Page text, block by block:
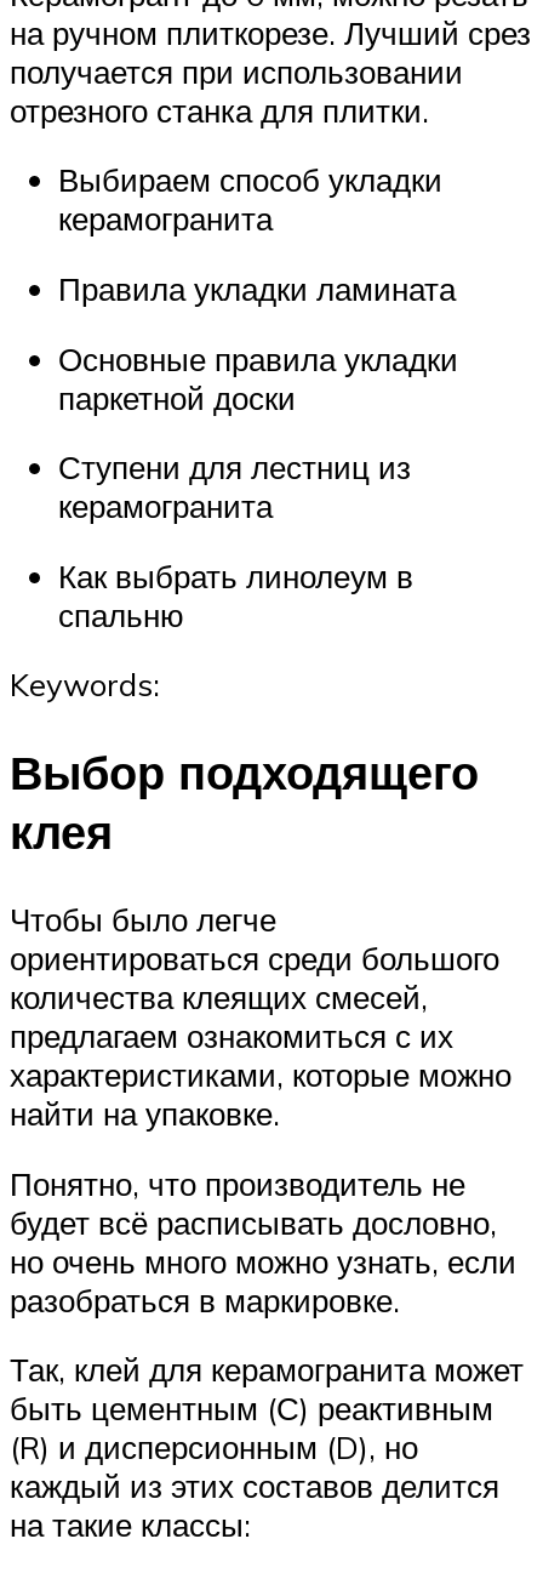
на ручном плиткорезе. Лучший срез
получается при использовании
отрезного станка для плитки.
Выбираем способ укладки
керамогранита
Правила укладки ламината
Основные правила укладки
паркетной доски
Ступени для лестниц из
керамогранита
Как выбрать линолеум в
спальню
Keywords:
Выбор подходящего
клея
Чтобы было легче
ориентироваться среди большого
количества клеящих смесей,
предлагаем ознакомиться с их
характеристиками, которые можно
найти на упаковке.
Понятно, что производитель не
будет всё расписывать дословно,
но очень много можно узнать, если
разобраться в маркировке.
Так, клей для керамогранита может
быть цементным (С) реактивным
(R) и дисперсионным (D), но
каждый из этих составов делится
на такие классы: